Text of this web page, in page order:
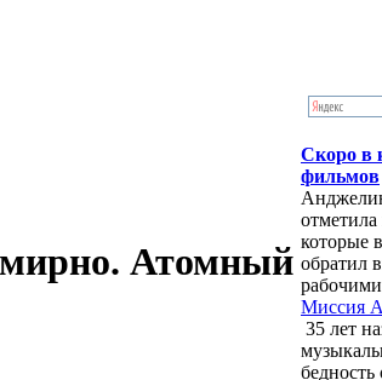
мирно. Атомный
Скоро в
фильмов
которые
обратил
Миссия
35 лет